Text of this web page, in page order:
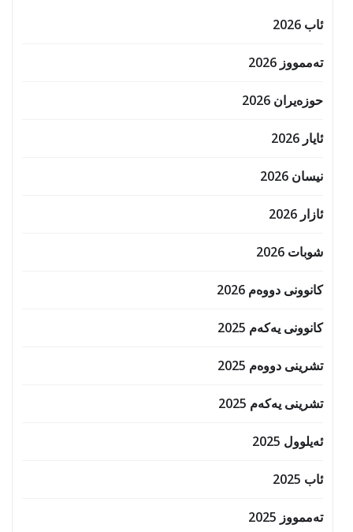
ئاب 2026
تەممووز 2026
حوزه‌یران 2026
ئایار 2026
نیسان 2026
ئازار 2026
شوبات 2026
کانوونی دووەم 2026
کانوونی یەکەم 2025
تشرینی دووەم 2025
تشرینی یەکەم 2025
ئەیلوول 2025
ئاب 2025
تەممووز 2025